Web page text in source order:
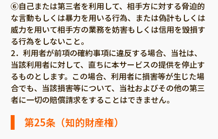
⑥自己または第三者を利用して、相手方に対する脅迫的
な言動もしくは暴力を用いる行為、または偽計もしくは
威力を用いて相手方の業務を妨害もしくは信用を毀損す
る行為をしないこと。
2．利用者が前項の確約事項に違反する場合、当社は、
当該利用者に対して、直ちに本サービスの提供を停止す
るものとします。この場合、利用者に損害等が生じた場
合でも、当該損害等について、当社およびその他の第三
者に一切の賠償請求をすることはできません。
第25条（知的財産権）